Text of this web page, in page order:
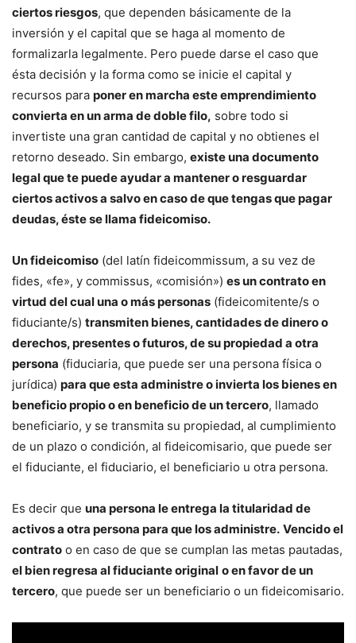
ciertos riesgos, que dependen básicamente de la
inversión y el capital que se haga al momento de
formalizarla legalmente. Pero puede darse el caso que
ésta decisión y la forma como se inicie el capital y
recursos para poner en marcha este emprendimiento
convierta en un arma de doble filo, sobre todo si
invertiste una gran cantidad de capital y no obtienes el
retorno deseado. Sin embargo, existe una documento
legal que te puede ayudar a mantener o resguardar
ciertos activos a salvo en caso de que tengas que pagar
deudas, éste se llama fideicomiso.
Un fideicomiso ​ (del latín fideicommissum, a su vez de
fides, «fe», y commissus, «comisión») es un contrato en
virtud del cual una o más personas (fideicomitente/s o
fiduciante/s) transmiten bienes, cantidades de dinero o
derechos, presentes o futuros, de su propiedad a otra
persona (fiduciaria, que puede ser una persona física o
jurídica) para que esta administre o invierta los bienes en
beneficio propio o en beneficio de un tercero, llamado
beneficiario, y se transmita su propiedad, al cumplimiento
de un plazo o condición, al fideicomisario, que puede ser
el fiduciante, el fiduciario, el beneficiario u otra persona.
Es decir que una persona le entrega la titularidad de
activos a otra persona para que los administre. Vencido el
contrato o en caso de que se cumplan las metas pautadas,
el bien regresa al fiduciante original o en favor de un
tercero, que puede ser un beneficiario o un fideicomisario.